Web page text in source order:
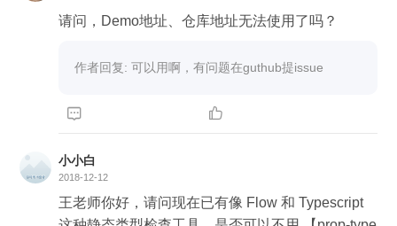
请问，Demo地址、仓库地址无法使用了吗？
作者回复: 可以用啊，有问题在guthub提issue
 
小小白
2018-12-12
王老师你好，请问现在已有像 Flow 和 Typescript